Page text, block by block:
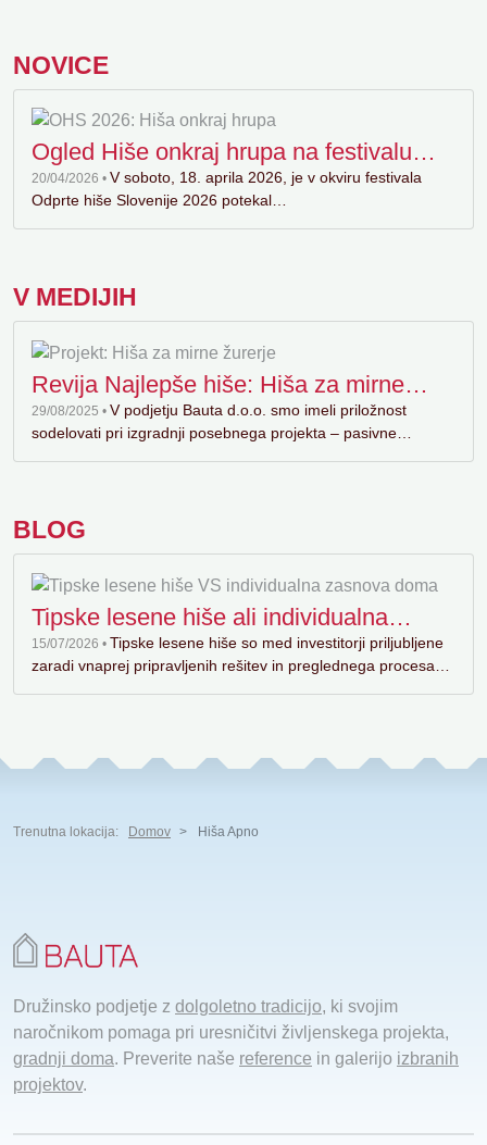
NOVICE
Ogled Hiše onkraj hrupa na festivalu
OHS 2026
20/04/2026 • V soboto, 18. aprila 2026, je v okviru festivala
Odprte hiše Slovenije 2026 potekal…
V MEDIJIH
Revija Najlepše hiše: Hiša za mirne
žurerje
29/08/2025 • V podjetju Bauta d.o.o. smo imeli priložnost
sodelovati pri izgradnji posebnega projekta – pasivne…
BLOG
Tipske lesene hiše ali individualna
zasnova doma?
15/07/2026 • Tipske lesene hiše so med investitorji priljubljene
zaradi vnaprej pripravljenih rešitev in preglednega procesa…
Trenutna lokacija: Domov Hiša Apno
Družinsko podjetje z dolgoletno tradicijo, ki svojim
naročnikom pomaga pri uresničitvi življenskega projekta,
gradnji doma. Preverite naše reference in galerijo izbranih
projektov.